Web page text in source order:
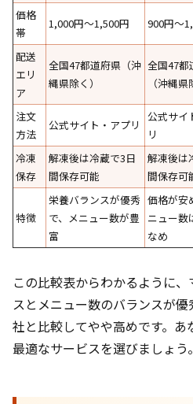
価格
帯
1,000円〜1,500円 900円〜
配送
エリ
ア
全国47都道府県（沖
縄県除く）
全国47都
（沖縄県
注文
方法
公式サイト・アプリ
公式サイ
リ
冷凍
保存
解凍後は冷蔵で3日
間保存可能
解凍後は
間保存可
特徴
栄養バランスが優秀
で、メニュー数が豊
富
価格が安
ニュー数
なめ
この比較表からわかるように
スとメニュー数のバランスが
社と比較してやや高めです。あ
最適なサービスを選びましょう。